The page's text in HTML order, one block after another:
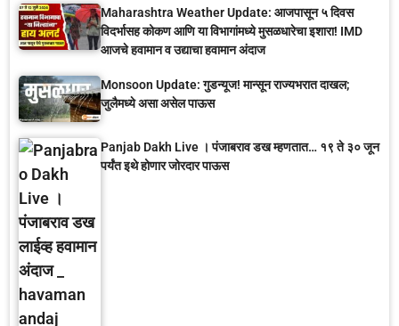
Maharashtra Weather Update: आजपासून ५ दिवस
विदर्भासह कोकण आणि या विभागांमध्ये मुसळधारेचा इशारा! IMD
आजचे हवामान व उद्याचा हवामान अंदाज
Monsoon Update: गुडन्यूज! मान्सून राज्यभरात दाखल;
जुलैमध्ये असा असेल पाऊस
Panjab Dakh Live । पंजाबराव डख म्हणतात… १९ ते ३० जून
पर्यंत इथे होणार जोरदार पाऊस